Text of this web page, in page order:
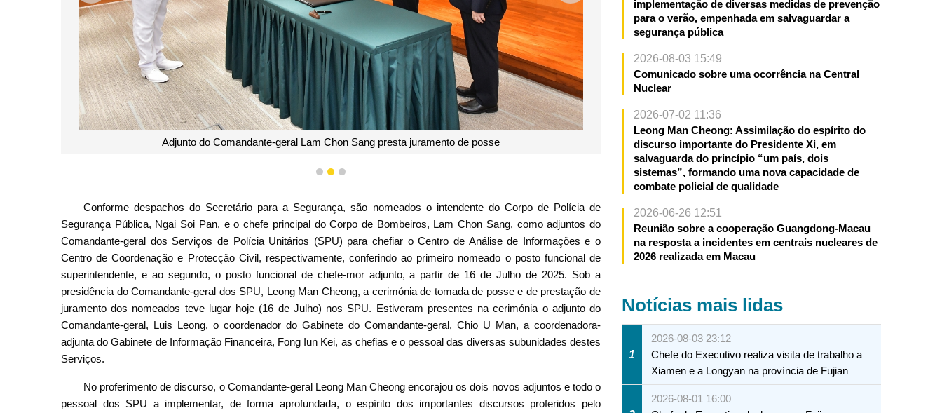
Adjunto do Comandante-geral Lam Chon Sang presta juramento de posse
1 2 3
Conforme despachos do Secretário para a Segurança, são nomeados o intendente do Corpo de Polícia de
Segurança Pública, Ngai Soi Pan, e o chefe principal do Corpo de Bombeiros, Lam Chon Sang, como adjuntos do
Comandante-geral dos Serviços de Polícia Unitários (SPU) para chefiar o Centro de Análise de Informações e o
Centro de Coordenação e Protecção Civil, respectivamente, conferindo ao primeiro nomeado o posto funcional de
superintendente, e ao segundo, o posto funcional de chefe-mor adjunto, a partir de 16 de Julho de 2025. Sob a
presidência do Comandante-geral dos SPU, Leong Man Cheong, a cerimónia de tomada de posse e de prestação de
juramento dos nomeados teve lugar hoje (16 de Julho) nos SPU. Estiveram presentes na cerimónia o adjunto do
Comandante-geral, Luis Leong, o coordenador do Gabinete do Comandante-geral, Chio U Man, a coordenadora-
adjunta do Gabinete de Informação Financeira, Fong Iun Kei, as chefias e o pessoal das diversas subunidades destes
Serviços.
No proferimento de discurso, o Comandante-geral Leong Man Cheong encorajou os dois novos adjuntos e todo o
pessoal dos SPU a implementar, de forma aprofundada, o espírito dos importantes discursos proferidos pelo
implementação de diversas medidas de prevenção
para o verão, empenhada em salvaguardar a
segurança pública
2026-08-03 15:49
Comunicado sobre uma ocorrência na Central
Nuclear
2026-07-02 11:36
Leong Man Cheong: Assimilação do espírito do
discurso importante do Presidente Xi, em
salvaguarda do princípio “um país, dois
sistemas”, formando uma nova capacidade de
combate policial de qualidade
2026-06-26 12:51
Reunião sobre a cooperação Guangdong-Macau
na resposta a incidentes em centrais nucleares de
2026 realizada em Macau
Notícias mais lidas
1
2026-08-03 23:12
Chefe do Executivo realiza visita de trabalho a
Xiamen e a Longyan na província de Fujian
2026-08-01 16:00